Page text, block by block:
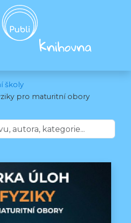
školy
pro maturitní obory